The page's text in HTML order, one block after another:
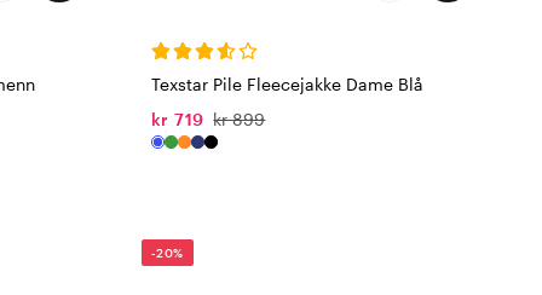
Texstar Pile Fleecejakke Dame Blå
kr 719 kr 899
-20%